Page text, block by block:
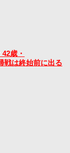
歳・
戦は終始前に出る